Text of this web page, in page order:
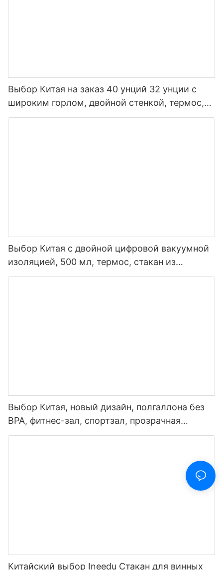
Выбор Китая на заказ 40 унций 32 унции с
широким горлом, двойной стенкой, термос,
изолированная спортивная бутылка для воды
Выбор Китая с двойной цифровой вакуумной
изоляцией, 500 мл, термос, стакан из
нержавеющей стали, умная бутылка для
Выбор Китая, новый дизайн, полгаллона без
BPA, фитнес-зал, спортзал, прозрачная
пластиковая мотивационная бутылка для
Китайский выбор Ineedu Стакан для винных